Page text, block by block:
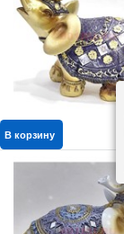
В корзину